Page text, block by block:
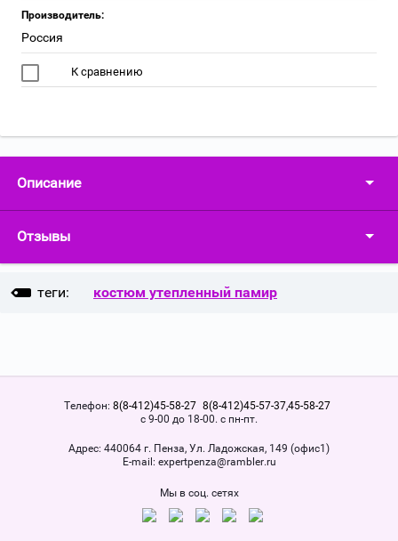
Производитель:
Россия
К сравнению
Описание
Отзывы
теги: костюм утепленный памир
Телефон: 8(8-412)45-58-27 8(8-412)45-57-37,45-58-27
с 9-00 до 18-00. с пн-пт.
Адрес: 440064 г. Пенза, Ул. Ладожская, 149 (офис1)
Е-mail: expertpenza@rambler.ru
Мы в соц. сетях